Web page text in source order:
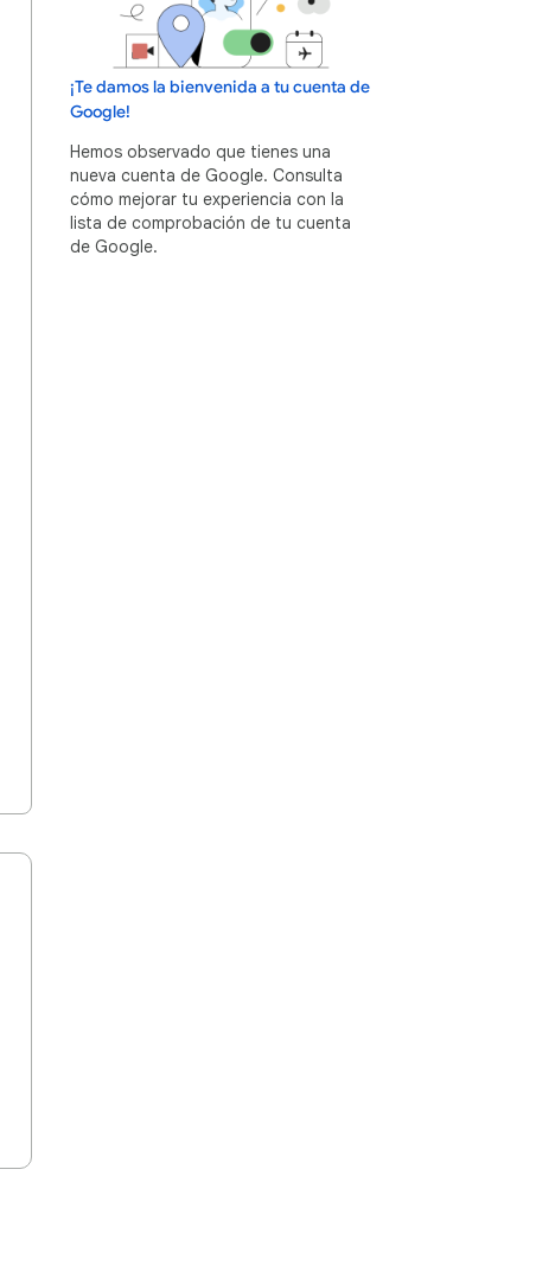
¡Te damos la bienvenida a tu cuenta de
Google!
Hemos observado que tienes una
nueva cuenta de Google. Consulta
cómo mejorar tu experiencia con la
lista de comprobación de tu cuenta
de Google.